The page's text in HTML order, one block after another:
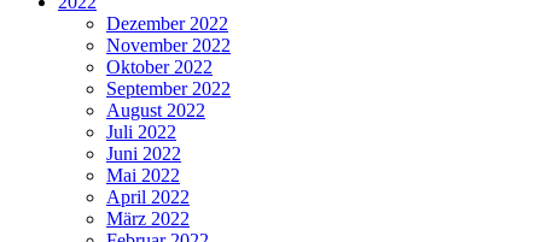
Dezember 2022
November 2022
Oktober 2022
September 2022
August 2022
Juli 2022
Juni 2022
Mai 2022
April 2022
März 2022